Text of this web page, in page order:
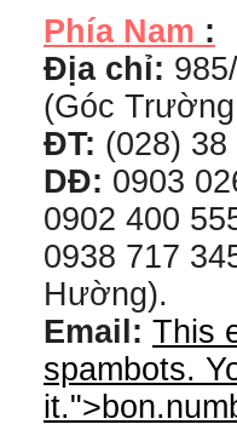
Phía Nam :
Địa chỉ:
(Góc
ĐT: (028)
DĐ: 0903
0902 400
0938 717
Hường).
Email: This
spambots.
it.">